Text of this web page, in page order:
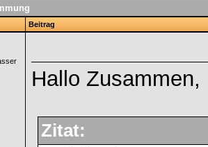
Beitrag
Hallo Zusammen,
Zitat: